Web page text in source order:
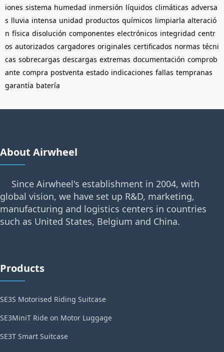
iones sistema humedad inmersión líquidos climáticas adversa
s lluvia intensa unidad productos químicos limpiarla alteració
n física disolución componentes electrónicos integridad centr
os autorizados cargadores originales certificados normas técni
cas sobrecargas descargas extremas documentación comprob
ante compra postventa estado indicaciones fallas tempranas
garantía batería
About Airwheel
Since Airwheel's establishment in 2004, with
global vision, we have set up R&D, marketing,
manufacturing and logistics centers in countries
such as United States, Belgium and China.
Products
SE3S Motorised Riding Suitcase
SE3MiniT Ride on Motor Luggage
SE3T Smart Suitcase